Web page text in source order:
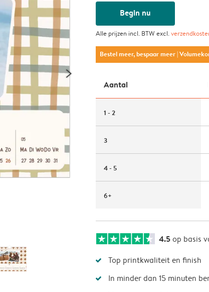
Begin nu
Alle prijzen incl. BTW excl.
Bestel meer, bespaar meer|
Aantal
1 - 2
3
4 - 5
6+
4.5op basis
Top printkwaliteit en finish
In minder dan 15 minuten